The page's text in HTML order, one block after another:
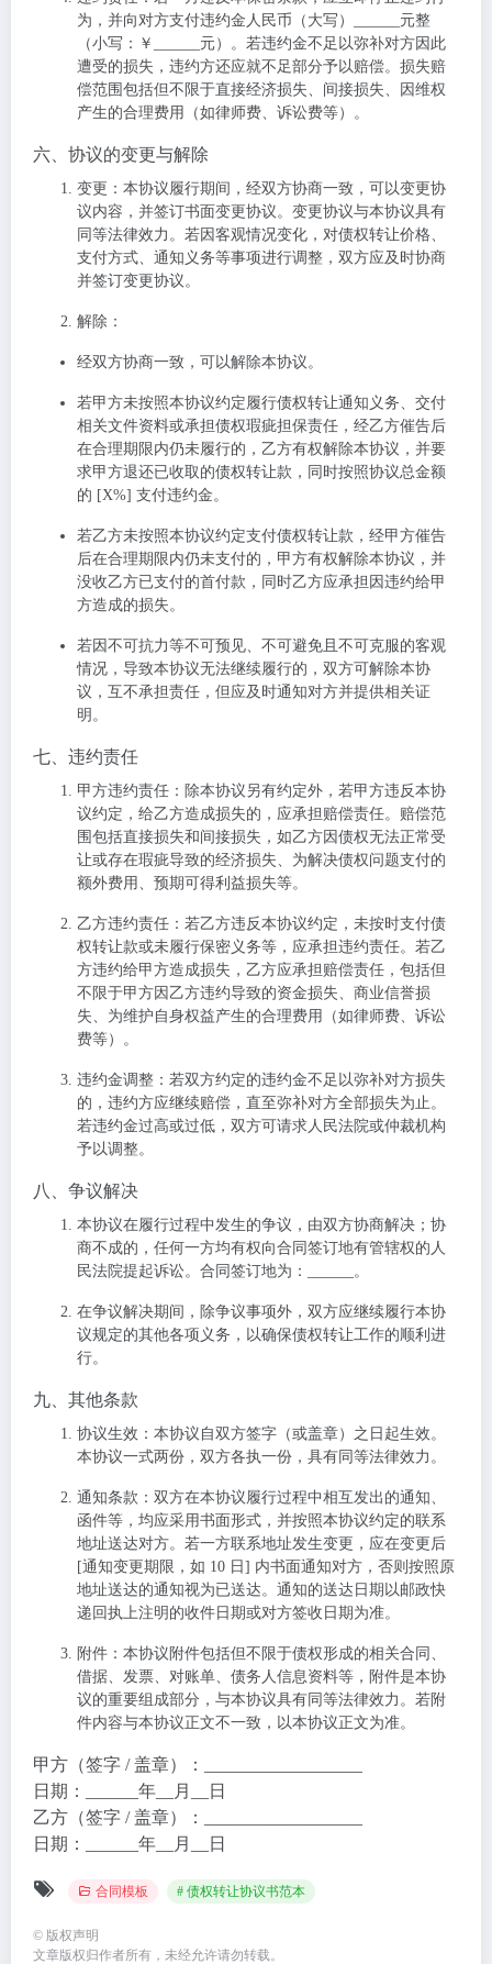
为，并向对方支付违约金人民币（大写）______元整
（小写：￥______元）。若违约金不足以弥补对方因此
遭受的损失，违约方还应就不足部分予以赔偿。损失赔
偿范围包括但不限于直接经济损失、间接损失、因维权
产生的合理费用（如律师费、诉讼费等）。
六、协议的变更与解除
变更 ：本协议履行期间，经双方协商一致，可以变更协
议内容，并签订书面变更协议。变更协议与本协议具有
同等法律效力。若因客观情况变化，对债权转让价格、
支付方式、通知义务等事项进行调整，双方应及时协商
并签订变更协议。
解除 ：
经双方协商一致，可以解除本协议。
若甲方未按照本协议约定履行债权转让通知义务、交付
相关文件资料或承担债权瑕疵担保责任，经乙方催告后
在合理期限内仍未履行的，乙方有权解除本协议，并要
求甲方退还已收取的债权转让款，同时按照协议总金额
的 [X%] 支付违约金。
若乙方未按照本协议约定支付债权转让款，经甲方催告
后在合理期限内仍未支付的，甲方有权解除本协议，并
没收乙方已支付的首付款，同时乙方应承担因违约给甲
方造成的损失。
若因不可抗力等不可预见、不可避免且不可克服的客观
情况，导致本协议无法继续履行的，双方可解除本协
议，互不承担责任，但应及时通知对方并提供相关证
明。
七、违约责任
甲方违约责任 ：除本协议另有约定外，若甲方违反本协
议约定，给乙方造成损失的，应承担赔偿责任。赔偿范
围包括直接损失和间接损失，如乙方因债权无法正常受
让或存在瑕疵导致的经济损失、为解决债权问题支付的
额外费用、预期可得利益损失等。
乙方违约责任 ：若乙方违反本协议约定，未按时支付债
权转让款或未履行保密义务等，应承担违约责任。若乙
方违约给甲方造成损失，乙方应承担赔偿责任，包括但
不限于甲方因乙方违约导致的资金损失、商业信誉损
失、为维护自身权益产生的合理费用（如律师费、诉讼
费等）。
违约金调整 ：若双方约定的违约金不足以弥补对方损失
的，违约方应继续赔偿，直至弥补对方全部损失为止。
若违约金过高或过低，双方可请求人民法院或仲裁机构
予以调整。
八、争议解决
本协议在履行过程中发生的争议，由双方协商解决；协
商不成的，任何一方均有权向合同签订地有管辖权的人
民法院提起诉讼。合同签订地为：______。
在争议解决期间，除争议事项外，双方应继续履行本协
议规定的其他各项义务，以确保债权转让工作的顺利进
行。
九、其他条款
协议生效 ：本协议自双方签字（或盖章）之日起生效。
本协议一式两份，双方各执一份，具有同等法律效力。
通知条款 ：双方在本协议履行过程中相互发出的通知、
函件等，均应采用书面形式，并按照本协议约定的联系
地址送达对方。若一方联系地址发生变更，应在变更后
[通知变更期限，如 10 日] 内书面通知对方，否则按照原
地址送达的通知视为已送达。通知的送达日期以邮政快
递回执上注明的收件日期或对方签收日期为准。
附件 ：本协议附件包括但不限于债权形成的相关合同、
借据、发票、对账单、债务人信息资料等，附件是本协
议的重要组成部分，与本协议具有同等法律效力。若附
件内容与本协议正文不一致，以本协议正文为准。
甲方（签字 / 盖章）：__________________
日期：______年__月__日
乙方（签字 / 盖章）：__________________
日期：______年__月__日
合同模板 # 债权转让协议书范本
© 版权声明
文章版权归作者所有，未经允许请勿转载。